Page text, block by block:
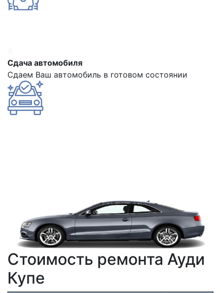
Сдача автомобиля
Сдаем Ваш автомобиль в готовом состоянии
Стоимость ремонта Ауди
Купе